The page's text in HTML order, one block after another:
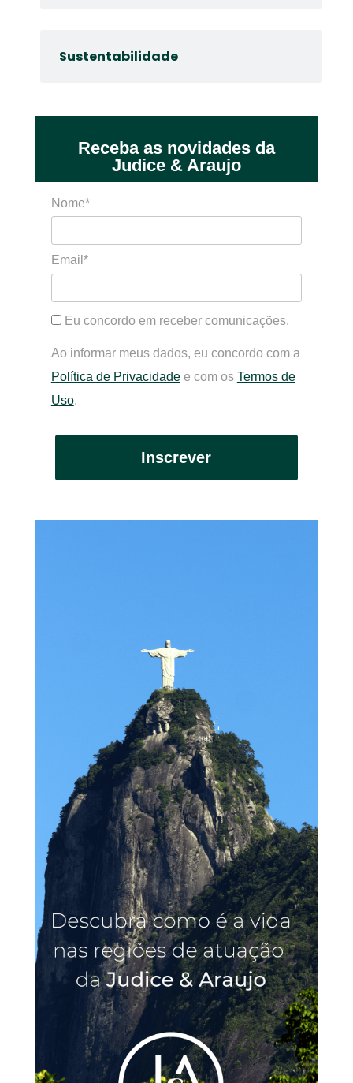
Sustentabilidade
Receba as novidades da
Judice & Araujo
Nome*
Email*
Eu concordo em receber comunicações.
Ao informar meus dados, eu concordo com a
Política de Privacidadee com os Termos de
Uso.
Inscrever